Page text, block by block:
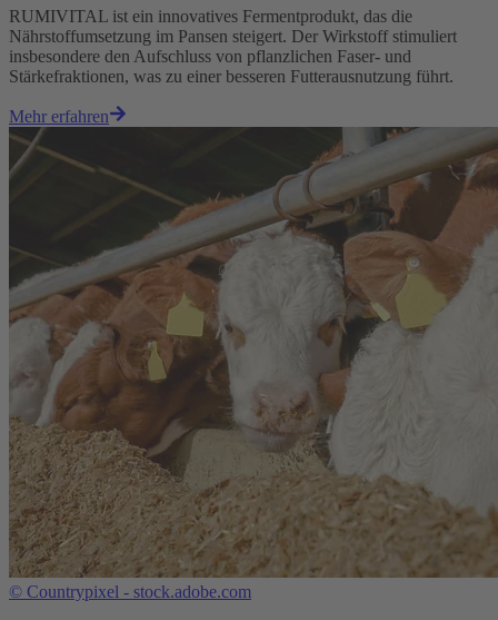
RUMIVITAL ist ein innovatives Fermentprodukt, das die
Nährstoffumsetzung im Pansen steigert. Der Wirkstoff stimuliert
insbesondere den Aufschluss von pflanzlichen Faser- und
Stärkefraktionen, was zu einer besseren Futterausnutzung führt.
Mehr erfahren
© Countrypixel - stock.adobe.com